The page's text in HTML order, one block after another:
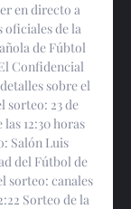
en directo a
oficiales de la
de Fúbtol
Confidencial
sobre el
sorteo: 23 de
12:30 horas
Salón Luis
del Fútbol de
sorteo: canales
Sorteo de la